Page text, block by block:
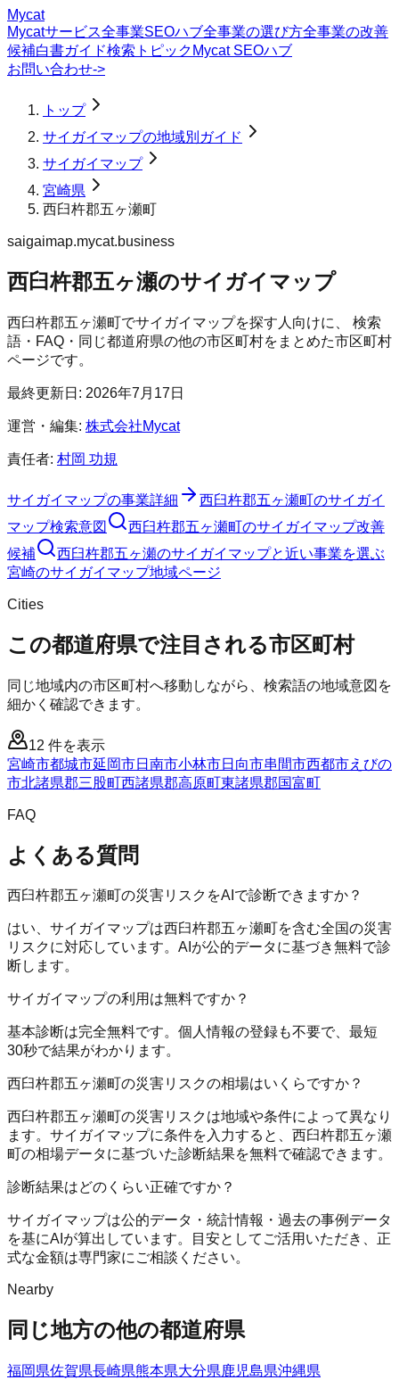
Mycat
Mycatサービス全事業SEOハブ全事業の選び方全事業の改善
候補白書ガイド検索トピック Mycat SEOハブ
お問い合わせ->
トップ
サイガイマップの地域別ガイド
サイガイマップ
宮崎県
西臼杵郡五ヶ瀬町
saigaimap.mycat.business
西臼杵郡五ヶ瀬のサイガイマップ
西臼杵郡五ヶ瀬町でサイガイマップを探す人向けに、 検索
語・FAQ・同じ都道府県の他の市区町村をまとめた市区町村
ページです。
最終更新日: 2026年7月17日
運営・編集: 株式会社Mycat
責任者: 村岡 功規
サイガイマップの事業詳細 西臼杵郡五ヶ瀬町のサイガイ
マップ検索意図 西臼杵郡五ヶ瀬町のサイガイマップ改善
候補
西臼杵郡五ヶ瀬のサイガイマップと近い事業を選ぶ
宮崎のサイガイマップ地域ページ
Cities
この都道府県で注目される市区町村
同じ地域内の市区町村へ移動しながら、検索語の地域意図を
細かく確認できます。
12 件を表示
宮崎市都城市延岡市日南市小林市日向市串間市西都市えびの
市北諸県郡三股町西諸県郡高原町東諸県郡国富町
FAQ
よくある質問
西臼杵郡五ヶ瀬町の災害リスクをAIで診断できますか？
はい、サイガイマップは西臼杵郡五ヶ瀬町を含む全国の災害
リスクに対応しています。AIが公的データに基づき無料で診
断します。
サイガイマップの利用は無料ですか？
基本診断は完全無料です。個人情報の登録も不要で、最短
30秒で結果がわかります。
西臼杵郡五ヶ瀬町の災害リスクの相場はいくらですか？
西臼杵郡五ヶ瀬町の災害リスクは地域や条件によって異なり
ます。サイガイマップに条件を入力すると、西臼杵郡五ヶ瀬
町の相場データに基づいた診断結果を無料で確認できます。
診断結果はどのくらい正確ですか？
サイガイマップは公的データ・統計情報・過去の事例データ
を基にAIが算出しています。目安としてご活用いただき、正
式な金額は専門家にご相談ください。
Nearby
同じ地方の他の都道府県
福岡県佐賀県長崎県熊本県大分県鹿児島県沖縄県